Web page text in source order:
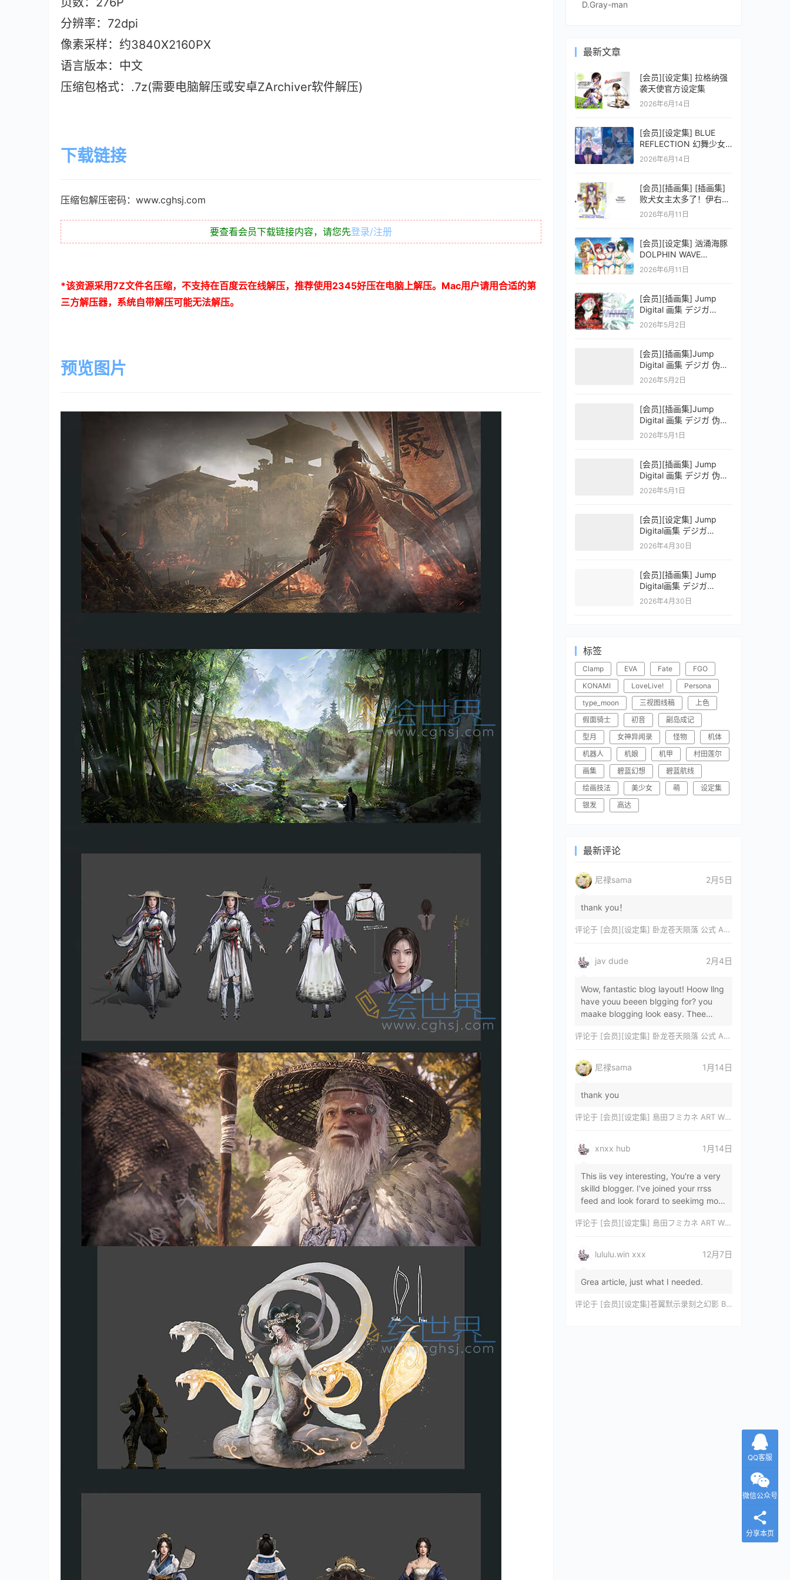
分辨率：72dpi
像素采样：约3840X2160PX
语言版本：中文
压缩包格式：.7z(需要电脑解压或安卓ZArchiver软件解压)
下载链接
压缩包解压密码：www.cghsj.com
要查看会员下载链接内容，请您先登录/注册
*该资源采用7Z文件名压缩，不支持在百度云在线解压，推荐使用 2345好压在电脑上解压。 Mac用户请用合适的第
三方解压器，系统自带解压可能无法解压。
预览图片
D.Gray-man
最新文章
[会员][设定集] 拉格纳强
袭天使官方设定集
2026年6月14日
[会员][设定集] BLUE
REFLECTION 幻舞少女
之剑公式ビジュアルコレ
2026年6月14日
[会员][插画集] [插画集]
败犬女主太多了！伊右群
ARTWORKS
2026年6月11日
[会员][设定集] 汹涌海豚
DOLPHIN WAVE
OFFICIAL VISUAL
2026年6月11日
[会员][插画集] Jump
Digital 画集 デジガ
D.Gray-man
2026年5月2日
[会员][插画集]Jump
Digital 画集 デジガ 伪恋
ニセコイ 3
2026年5月2日
[会员][插画集]Jump
Digital 画集 デジガ 伪恋
ニセコイ 2
2026年5月1日
[会员][插画集] Jump
Digital 画集 デジガ 伪恋
ニセコイ 1
2026年5月1日
[会员][设定集] Jump
Digital画集 デジガ
CLAYMORE 2
2026年4月30日
[会员][插画集] Jump
Digital画集 デジガ
CLAYMORE 1
2026年4月30日
标签
Clamp EVA Fate
FGO
KONAMI
LoveLive!
Persona
type_moon
三视图线稿
上色
假面骑士
初音
副岛成记
型月
女神异闻录 怪物
机体
机器人
机娘 机甲
村田莲尔
画集
碧蓝幻想
碧蓝航线
绘画技法
美少女 萌
设定集
银发
高达
最新评论
尼禄sama 2月5日
thank you！
评论于 [会员][设定集] 卧龙苍天陨落 公式 ARTWORKS[DL]
jav dude 2月4日
Wow, fantastic blog layout! Hoow llng
have youu beeen blgging for? you
maake blogging look easy. Thee
magnificent, let…
评论于 [会员][设定集] 卧龙苍天陨落 公式 ARTWORKS[DL]
尼禄sama 1月14日
thank you
评论于 [会员][设定集] 島田フミカネ ART WORKS EXTRA Luminous Witches[DL]
xnxx hub 1月14日
This iis vey interesting, You're a very
skilld blogger. I've joined your rrss
feed and look forard to seekimg mor
评论于 [会员][设定集] 島田フミカネ ART WORKS EXTRA Luminous Witches[DL]
lululu.win xxx 12月7日
Grea article, just what I needed.
评论于 [会员][设定集]苍翼默示录刻之幻影 BLAZBLUE CHRONOPHANTASMA 公式設定資料集II
QQ客服
微信公众号
分享本页